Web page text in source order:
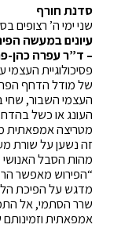
סדנת חורף
שני ימי ה’ רצופים
עיונים במעשה
– ד”ר עפרה כהן-
פסיכולוגיית
של מודל הדחף
העצמי השבור, שחי
העונג או כשל
מטריצה אמפאתית
זה נשען על שורת
מהות הסבל האנושי
“הפירוש מאפשר
מדגש על הפיכת
שרר הסתמי, אל
אמפאתית וזמינותם